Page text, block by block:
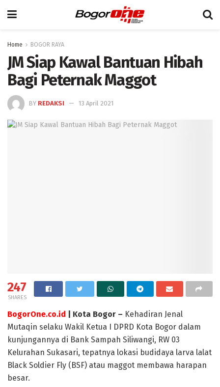
Home BOGOR RAYA
JM Siap Kawal Bantuan Hibah
Bagi Peternak Maggot
BY REDAKSI 13 April 2021
247
SHARES
BogorOne.co.id | Kota Bogor – Kehadiran Jenal
Mutaqin selaku Wakil Ketua I DPRD Kota Bogor dalam
kunjungannya di Bank Sampah Siliwangi, RW 03
Kelurahan Sukasari, tepatnya lokasi budidaya larva lalat
Black Soldier Fly (BSF) atau maggot membawa harapan
besar.